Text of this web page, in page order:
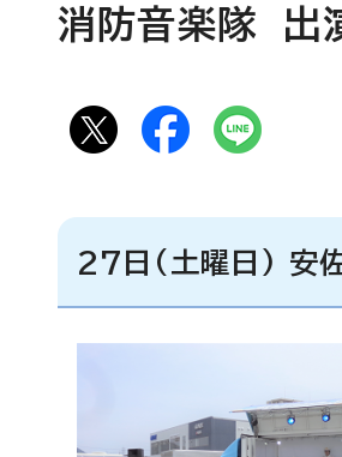
消防音楽隊 出
27日(土曜日) 安